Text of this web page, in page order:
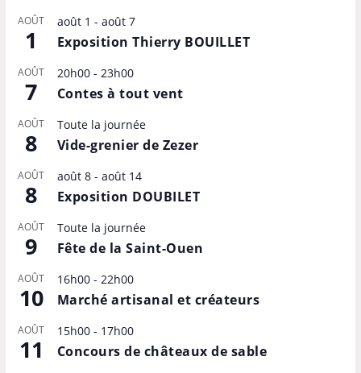
AOÛT
1
août 1 - août 7
Exposition Thierry BOUILLET
AOÛT
7
20h00- 23h00
Contes à tout vent
AOÛT
8
Toute la journée
Vide-grenier de Zezer
AOÛT
8
août 8- août 14
Exposition DOUBILET
AOÛT
9
Toute la journée
Fête de la Saint-Ouen
AOÛT
10
16h00- 22h00
Marché artisanal et créateurs
AOÛT
11
15h00- 17h00
Concours de châteaux de sable